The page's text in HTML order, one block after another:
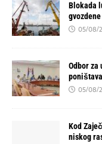
Blokada
05/08/
Odbor za
05/08/
Kod
niskog